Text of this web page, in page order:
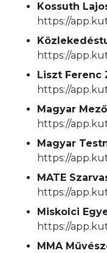
Kossuth
https://
https://
Liszt Ferenc
https://
Magyar
https://
Magyar
https://
MATE
https://
Miskolci
https://
MMA